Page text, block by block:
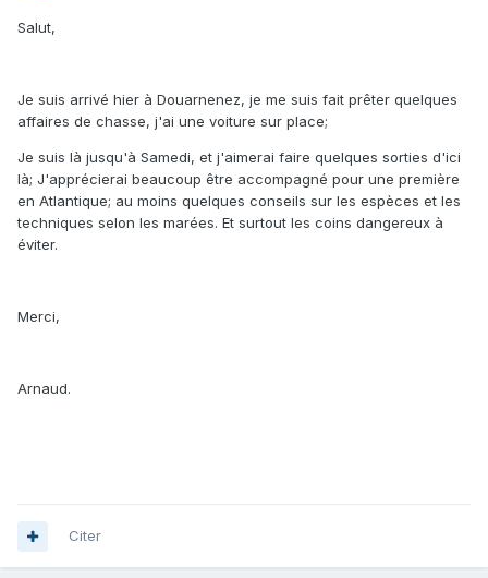
Salut,
Je suis arrivé hier à Douarnenez, je me suis fait prêter quelques
affaires de chasse, j'ai une voiture sur place;
Je suis là jusqu'à Samedi, et j'aimerai faire quelques sorties d'ici
là; J'apprécierai beaucoup être accompagné pour une première
en Atlantique; au moins quelques conseils sur les espèces et les
techniques selon les marées. Et surtout les coins dangereux à
éviter.
Merci,
Arnaud.
Citer